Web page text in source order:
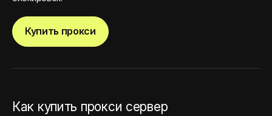
Купить прокси
Как купить прокси сервер